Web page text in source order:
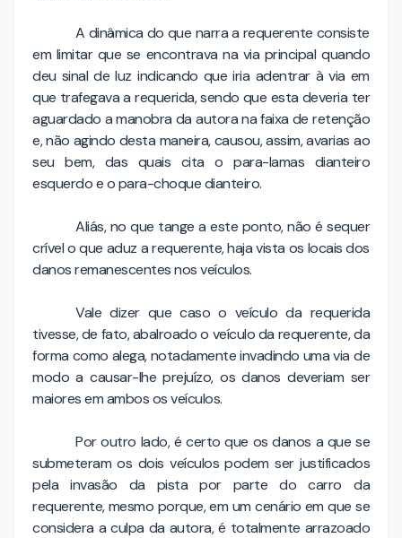
A dinâmica do que narra a requerente consiste
em limitar que se encontrava na via principal quando
deu sinal de luz indicando que iria adentrar à via em
que trafegava a requerida, sendo que esta deveria ter
aguardado a manobra da autora na faixa de retenção
e, não agindo desta maneira, causou, assim, avarias ao
seu bem, das quais cita o para-lamas dianteiro
esquerdo e o para-choque dianteiro.
Aliás, no que tange a este ponto, não é sequer
crível o que aduz a requerente, haja vista os locais dos
danos remanescentes nos veículos.
Vale dizer que caso o veículo da requerida
tivesse, de fato, abalroado o veículo da requerente, da
forma como alega, notadamente invadindo uma via de
modo a causar-lhe prejuízo, os danos deveriam ser
maiores em ambos os veículos.
Por outro lado, é certo que os danos a que se
submeteram os dois veículos podem ser justificados
pela invasão da pista por parte do carro da
requerente, mesmo porque, em um cenário em que se
considera a culpa da autora, é totalmente arrazoado